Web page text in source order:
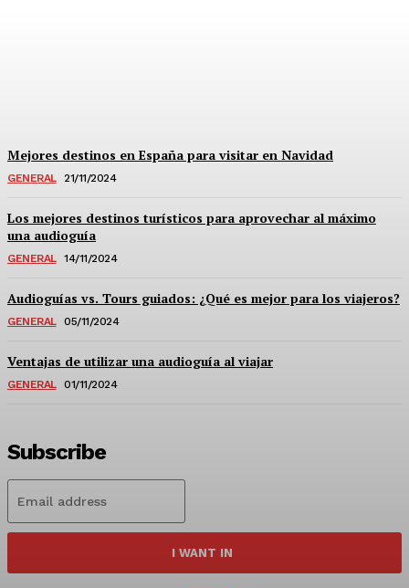
Mejores destinos en España para visitar en Navidad
GENERAL 21/11/2024
Los mejores destinos turísticos para aprovechar al máximo
una audioguía
GENERAL 14/11/2024
Audioguías vs. Tours guiados: ¿Qué es mejor para los viajeros?
GENERAL 05/11/2024
Ventajas de utilizar una audioguía al viajar
GENERAL 01/11/2024
Subscribe
I WANT IN